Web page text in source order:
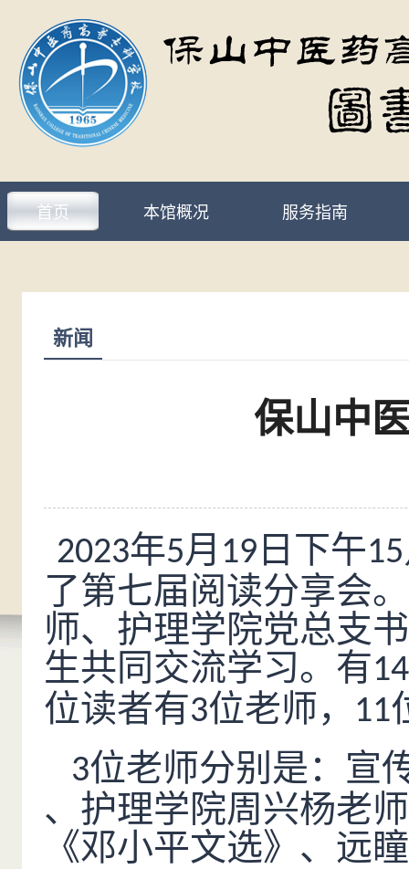
首页 本馆概况 服务指南
新闻
保山中
2023年5月 19 日下午15
了第七届阅读分享会
师、护理学院党总支
生共同交流学习。有14
位读者有3位老师， 11
3位老师分别是：宣
、护理学院周兴杨老
《邓小平文选》、远